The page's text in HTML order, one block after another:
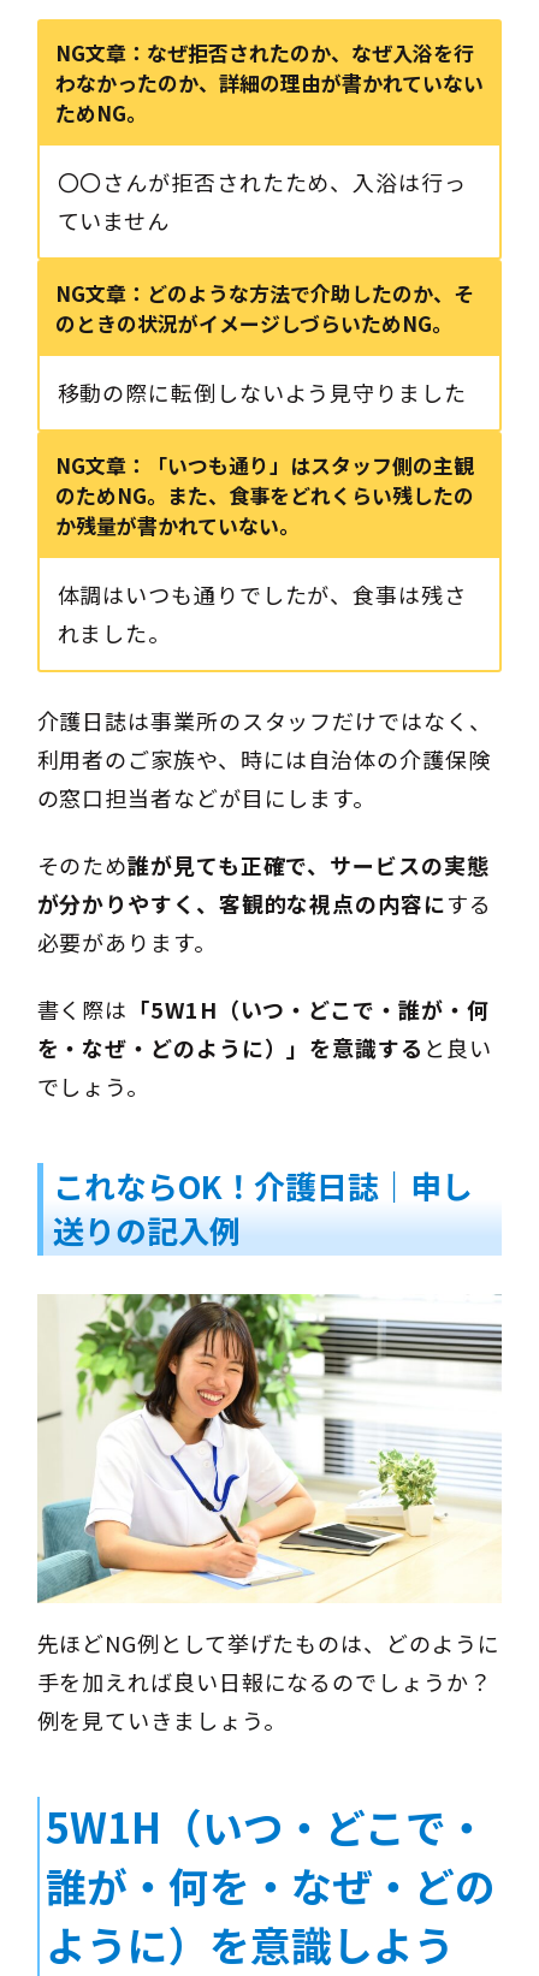
NG文章： なぜ拒否されたのか、なぜ入浴を行
わなかったのか、詳細の理由が書かれていない
ためNG。
〇〇さんが拒否されたため、入浴は行っ
ていません
NG文章：どのような方法で介助したのか、そ
のときの状況がイメージしづらいためNG。
移動の際に転倒しないよう見守りました
NG文章：
「いつも通り」はスタッフ側の主観
のためNG。また、食事をどれくらい残したの
か残量が書かれていない。
体調はいつも通りでしたが、食事は残さ
れました。
介護日誌は事業所のスタッフだけではなく、
利用者のご家族や、時には自治体の介護保険
の窓口担当者などが目にします。
そのため誰が見ても正確で、サービスの実態
が分かりやすく、客観的な視点の内容にする
必要があります。
書く際は 「5W1H（いつ・どこで・誰が・何
を・なぜ・どのように）」を意識する と良い
でしょう。
これならOK！介護日誌｜申し
送りの記入例
先ほどNG例として挙げたものは、どのように
手を加えれば良い日報になるのでしょうか？
例を見ていきましょう。
5W1H（いつ・どこで・
誰が・何を・なぜ・どの
ように） を意識しよう